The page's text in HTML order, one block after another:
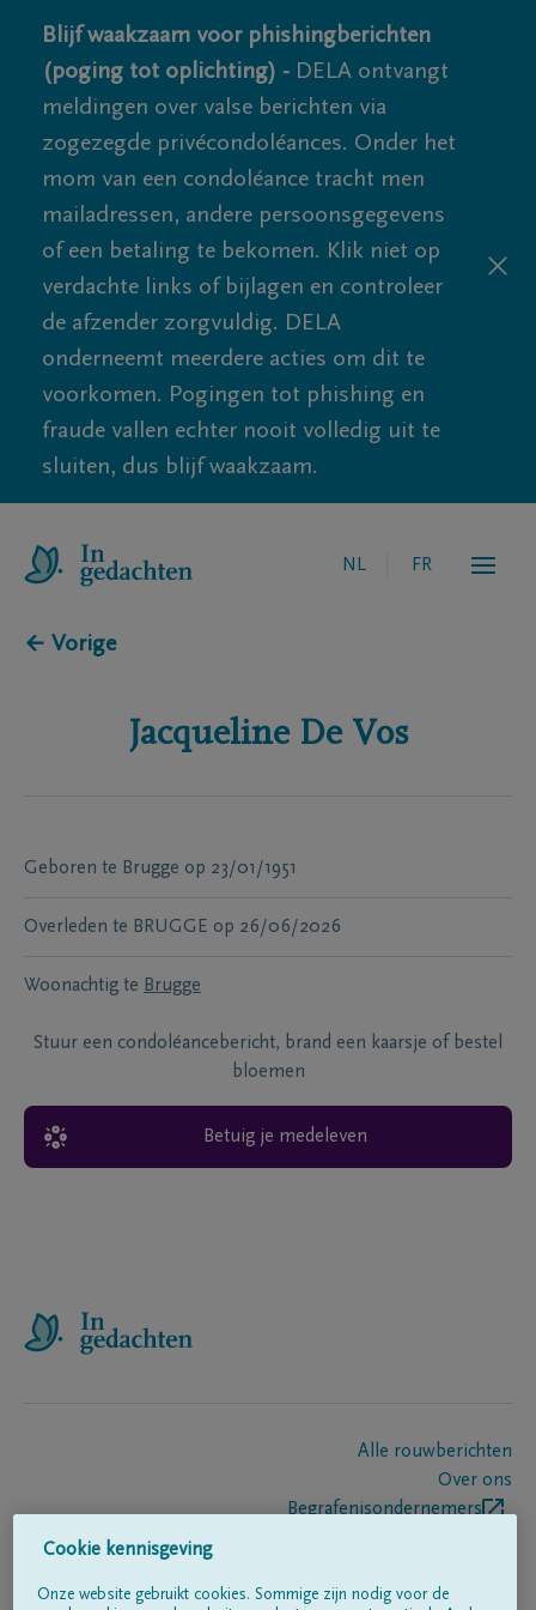
Blijf waakzaam voor phishingberichten
(poging tot oplichting) - DELA ontvangt
meldingen over valse berichten via
zogezegde privécondoléances. Onder het
mom van een condoléance tracht men
mailadressen, andere persoonsgegevens
of een betaling te bekomen. Klik niet op
verdachte links of bijlagen en controleer
de afzender zorgvuldig. DELA
onderneemt meerdere acties om dit te
voorkomen. Pogingen tot phishing en
fraude vallen echter nooit volledig uit te
sluiten, dus blijf waakzaam.
NL FR
← Vorige
Jacqueline De Vos
Geboren te Brugge op 23/01/1951
Overleden te BRUGGE op 26/06/2026
Woonachtig te Brugge
Stuur een condoléancebericht, brand een kaarsje of bestel
bloemen
Betuig je medeleven
Alle rouwberichten
Over ons
Begrafenisondernemers
Cookie kennisgeving
Onze website gebruikt cookies. Sommige zijn nodig voor de